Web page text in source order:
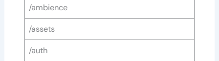
/ambience
/assets
/auth